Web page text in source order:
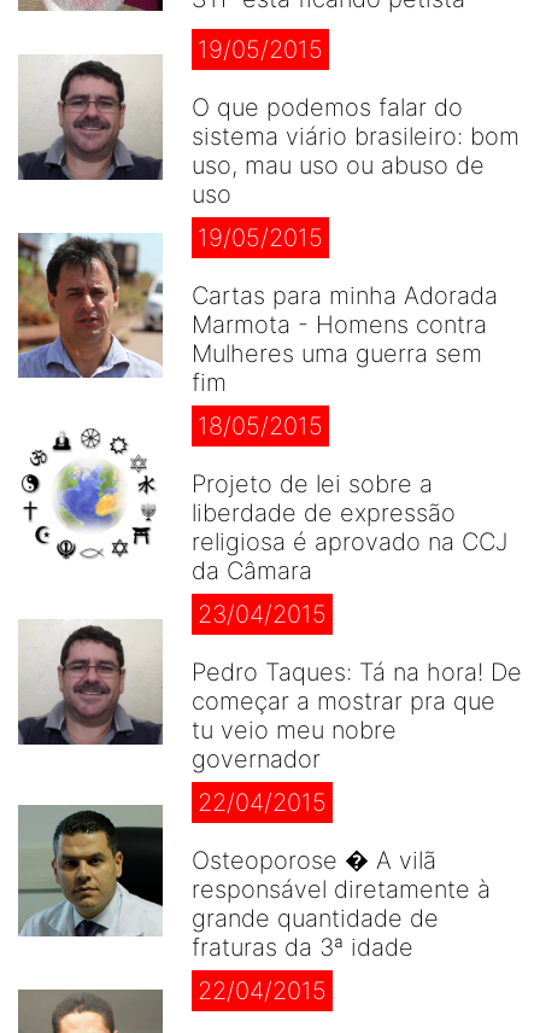
19/05/2015
O que podemos falar do
sistema viário brasileiro: bom
uso, mau uso ou abuso de
uso
19/05/2015
Cartas para minha Adorada
Marmota - Homens contra
Mulheres uma guerra sem
fim
18/05/2015
Projeto de lei sobre a
liberdade de expressão
religiosa é aprovado na CCJ
da Câmara
23/04/2015
Pedro Taques: Tá na hora! De
começar a mostrar pra que
tu veio meu nobre
governador
22/04/2015
Osteoporose � A vilã
responsável diretamente à
grande quantidade de
fraturas da 3ª idade
22/04/2015